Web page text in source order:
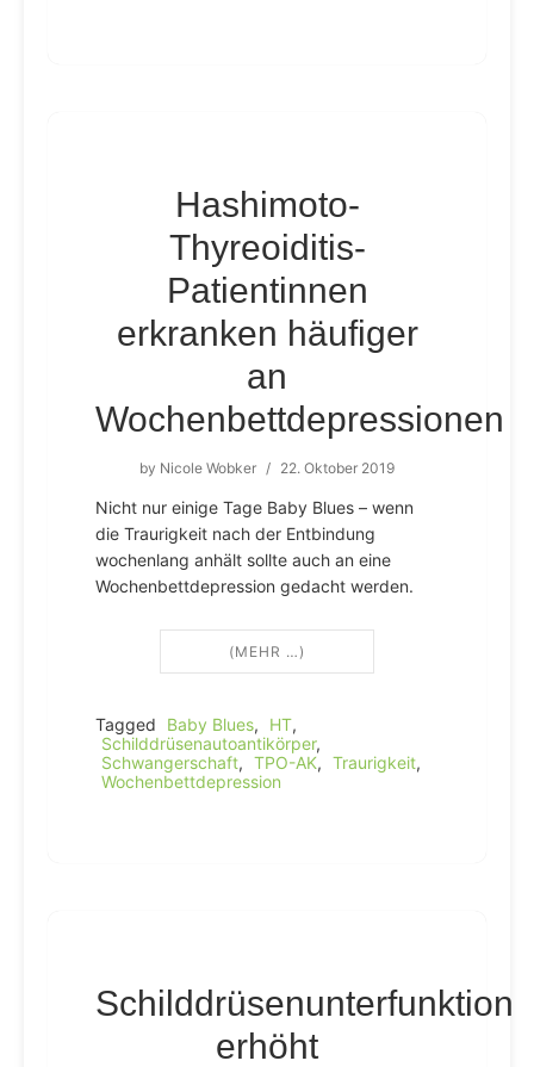
Hashimoto-
Thyreoiditis-
Patientinnen
erkranken häufiger
an
Wochenbettdepressionen
by Nicole Wobker / 22. Oktober 2019
Nicht nur einige Tage Baby Blues – wenn
die Traurigkeit nach der Entbindung
wochenlang anhält sollte auch an eine
Wochenbettdepression gedacht werden.
(MEHR …)
Tagged Baby Blues, HT,
Schilddrüsenautoantikörper,
Schwangerschaft, TPO-AK, Traurigkeit,
Wochenbettdepression
Schilddrüsenunterfunktion
erhöht